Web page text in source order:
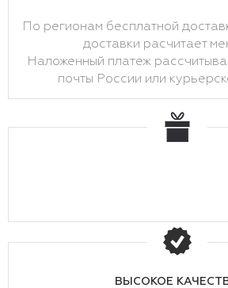
По регионам бесплатной
доставки расчитает
Наложенный платеж
почты России или
ВЫСОКОЕ